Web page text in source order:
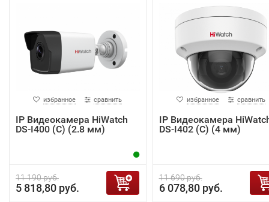
избранное сравнить
IP Видеокамера HiWatch
DS-I400 (С) (2.8 мм)
11 190 руб.
5 818,80 руб.
избранное сравнить
IP Видеокамера
DS-I402 (C) (4 мм)
11 690 руб.
6 078,80 руб.